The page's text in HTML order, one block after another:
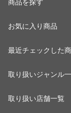
商品を探す
お気に入り商品
最近チェックした
取り扱いジャンル
取り扱い店舗一覧